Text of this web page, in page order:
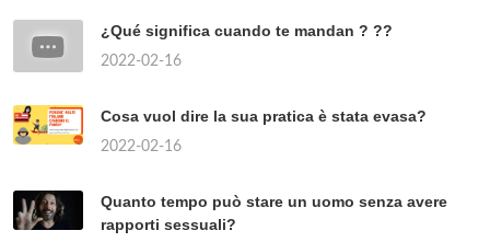
¿Qué significa cuando te mandan ? ??
2022-02-16
Cosa vuol dire la sua pratica è stata evasa?
2022-02-16
Quanto tempo può stare un uomo senza avere
rapporti sessuali?